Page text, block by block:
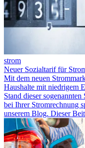
strom
Neuer Sozialtarif für
Mit dem neuen
Haushalte mit niedrigem
Stand dieser
bei Ihrer Stromrechnung
unserem Blog. Dieser